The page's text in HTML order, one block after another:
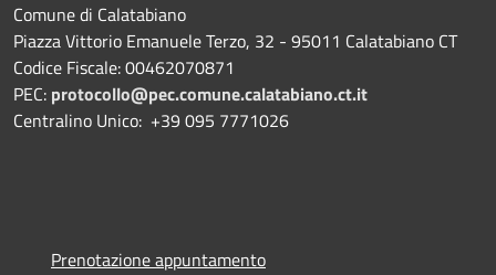
Comune di Calatabiano
Piazza Vittorio Emanuele Terzo, 32 - 95011 Calatabiano CT
Codice Fiscale: 00462070871
PEC: protocollo@pec.comune.calatabiano.ct.it
Centralino Unico: +39 095 7771026
Prenotazione appuntamento